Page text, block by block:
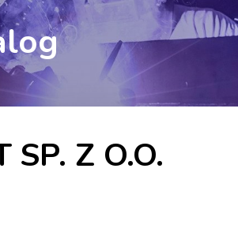
SP. Z O.O.
mail